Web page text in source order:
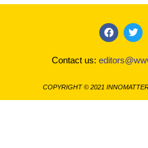
F
c
e
o
k
T
i
t
e
Contact us:
COPYRIGHT © 2021